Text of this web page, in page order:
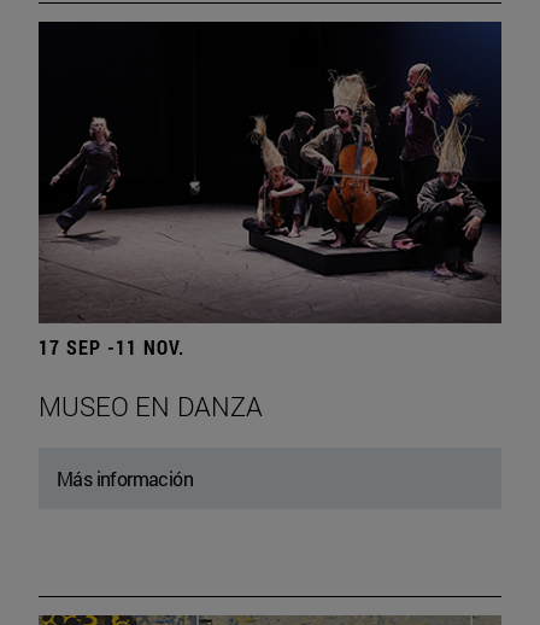
17 SEP -11 NOV.
MUSEO EN DANZA
Más información